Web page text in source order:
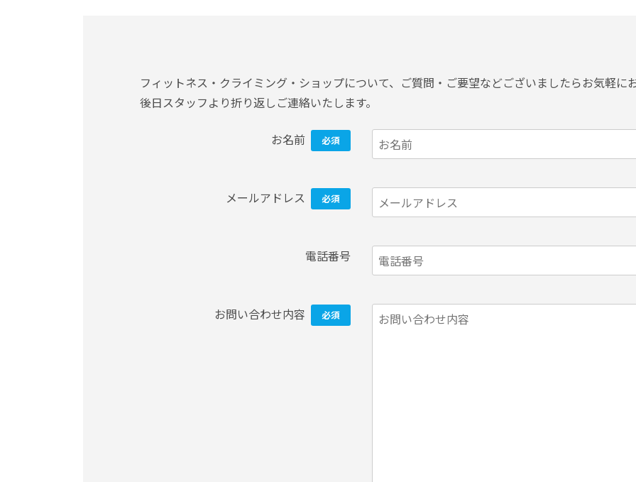
フィットネス・クライミング・ショップについて、ご質問・ご要望などございましたらお気軽に
後日スタッフより折り返しご連絡いたします。
お名前 必須
メールアドレス 必須
電話番号
お問い合わせ内容 必須